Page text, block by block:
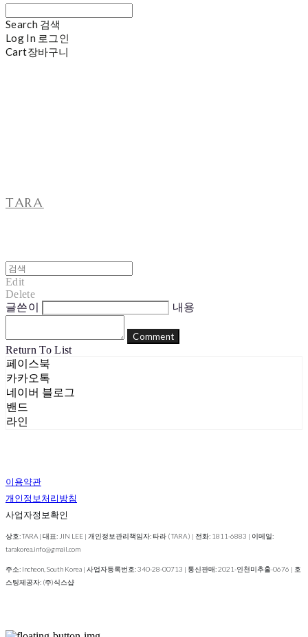
Search 검색
Log In 로그인
Cart장바구니
TARA
Edit
Delete
글쓴이
내용
Comment
Return To List
페이스북
카카오톡
네이버 블로그
밴드
라인
이용약관
개인정보처리방침
사업자정보확인
상호: TARA | 대표: JIN LEE | 개인정보관리책임자: 타라 ( TARA ) | 전화: 1811-6883 | 이메일:
tarakorea.info@gmail.com
주소: Incheon, South Korea | 사업자등록번호:340-28-00713 | 통신판매:2021-인천미추홀-0676 | 호
스팅제공자: (주)식스샵